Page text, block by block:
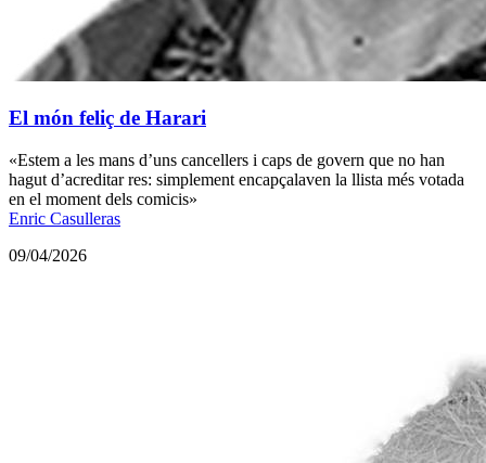
El món feliç de Harari
«Estem a les mans d’uns cancellers i caps de govern que no han
hagut d’acreditar res: simplement encapçalaven la llista més votada
en el moment dels comicis»
Enric Casulleras
09/04/2026